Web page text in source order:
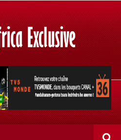
dans les bouquets
tsara indrindra ho